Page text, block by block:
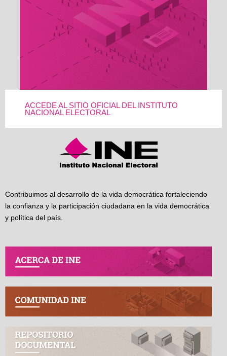
ACCEDE AL SITIO OFICIAL DEL INSTITUTO
NACIONAL ELECTORAL
Contribuimos al desarrollo de la vida democrática fortaleciendo
la confianza y la participación ciudadana en la vida democrática
y política del país.